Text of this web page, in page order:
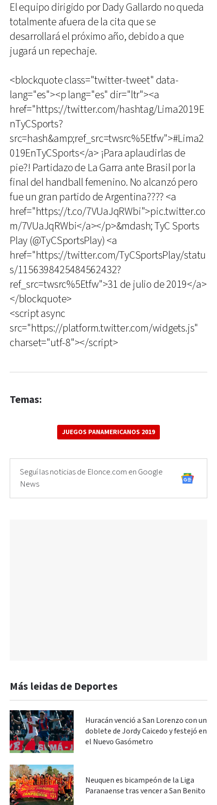
El equipo dirigido por Dady Gallardo no queda
totalmente afuera de la cita que se
desarrollará el próximo año, debido a que
jugará un repechaje.
<blockquote class="twitter-tweet" data-
lang="es"><p lang="es" dir="ltr"><a
href="https://twitter.com/hashtag/Lima2019E
nTyCSports?
src=hash&amp;ref_src=twsrc%5Etfw">#Lima2
019EnTyCSports</a> ¡Para aplaudirlas de
pie?! Partidazo de La Garra ante Brasil por la
final del handball femenino. No alcanzó pero
fue un gran partido de Argentina???? <a
href="https://t.co/7VUaJqRWbi">pic.twitter.co
m/7VUaJqRWbi</a></p>&mdash; TyC Sports
Play (@TyCSportsPlay) <a
href="https://twitter.com/TyCSportsPlay/statu
s/1156398425484562432?
ref_src=twsrc%5Etfw">31 de julio de 2019</a>
</blockquote>
<script async
src="https://platform.twitter.com/widgets.js"
charset="utf-8"></script>
Temas:
JUEGOS PANAMERICANOS 2019
Seguí las noticias de Elonce.com en Google
News
Más leidas de Deportes
Huracán venció a San Lorenzo con un
doblete de Jordy Caicedo y festejó en
el Nuevo Gasómetro
Neuquen es bicampeón de la Liga
Paranaense tras vencer a San Benito